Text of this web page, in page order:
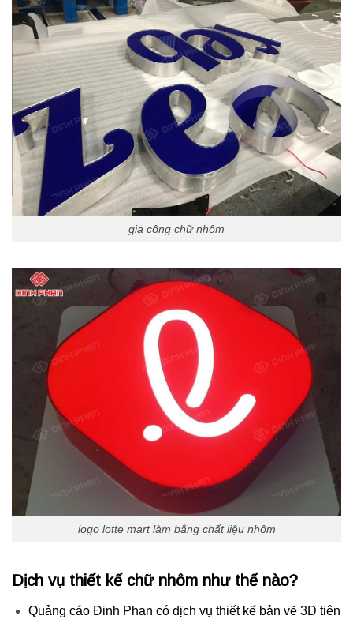
gia công chữ nhôm
logo lotte mart làm bằng chất liệu nhôm
Dịch vụ thiết kế chữ nhôm như thế nào?
Quảng cáo Đinh Phan có dịch vụ thiết kế bản vẽ 3D tiên